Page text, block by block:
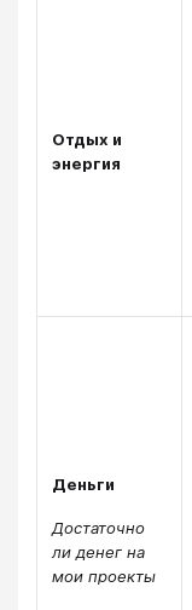
Отдых и
энергия
Деньги
Достаточно
ли денег на
мои проекты